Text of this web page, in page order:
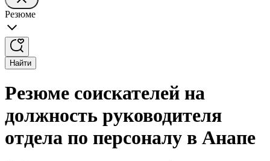
Резюме
Найти
Резюме соискателей на
должность руководителя
отдела по персоналу в Анапе